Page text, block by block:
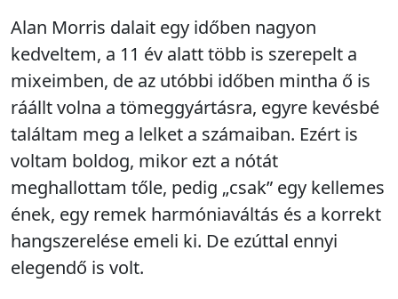
Alan Morris dalait egy időben nagyon
kedveltem, a 11 év alatt több is szerepelt a
mixeimben, de az utóbbi időben mintha ő is
ráállt volna a tömeggyártásra, egyre kevésbé
találtam meg a lelket a számaiban. Ezért is
voltam boldog, mikor ezt a nótát
meghallottam tőle, pedig „csak” egy kellemes
ének, egy remek harmóniaváltás és a korrekt
hangszerelése emeli ki. De ezúttal ennyi
elegendő is volt.